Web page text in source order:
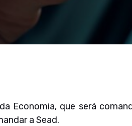
Economia, que será
a Sead.